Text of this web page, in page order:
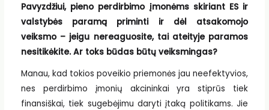
Pavyzdžiui, pieno perdirbimo įmonėms skiriant ES ir
valstybės paramą priminti ir dėl atsakomojo
veiksmo – jeigu nereaguosite, tai ateityje paramos
nesitikėkite. Ar toks būdas būtų veiksmingas?
Manau, kad tokios poveikio priemonės jau neefektyvios,
nes perdirbimo įmonių akcininkai yra stiprūs tiek
finansiškai, tiek sugebėjimu daryti įtaką politikams. Jie